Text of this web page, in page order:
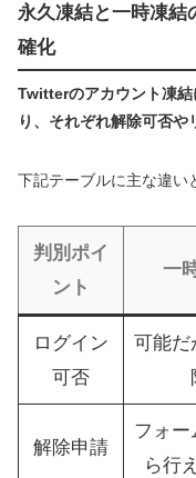
永久凍結と一時凍結
確化
Twitterのアカウント凍
り、それぞれ解除可否や
下記テーブルに主な違い
判別ポイ
ント
一
ログイン
可否
可能だ
解除申請
フォー
ら行